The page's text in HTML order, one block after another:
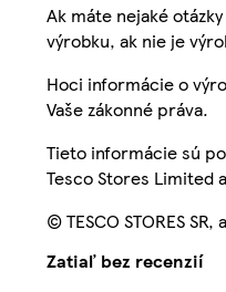
Ak máte nejaké
výrobku, ak nie je
Hoci informácie o
Vaše zákonné práva.
Tieto informácie sú
Tesco Stores Limited
© TESCO STORES SR,
Zatiaľ bez recenzií